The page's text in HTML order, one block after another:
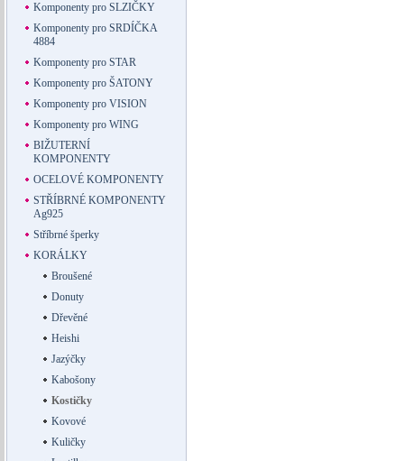
Komponenty pro SLZIČKY
Komponenty pro SRDÍČKA
4884
Komponenty pro STAR
Komponenty pro ŠATONY
Komponenty pro VISION
Komponenty pro WING
BIŽUTERNÍ
KOMPONENTY
OCELOVÉ KOMPONENTY
STŘÍBRNÉ KOMPONENTY
Ag925
Stříbrné šperky
KORÁLKY
Broušené
Donuty
Dřevěné
Heishi
Jazýčky
Kabošony
Kostičky
Kovové
Kuličky